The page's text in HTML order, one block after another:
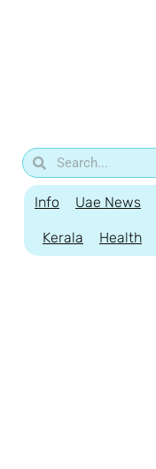
Info Uae News
Kerala Health